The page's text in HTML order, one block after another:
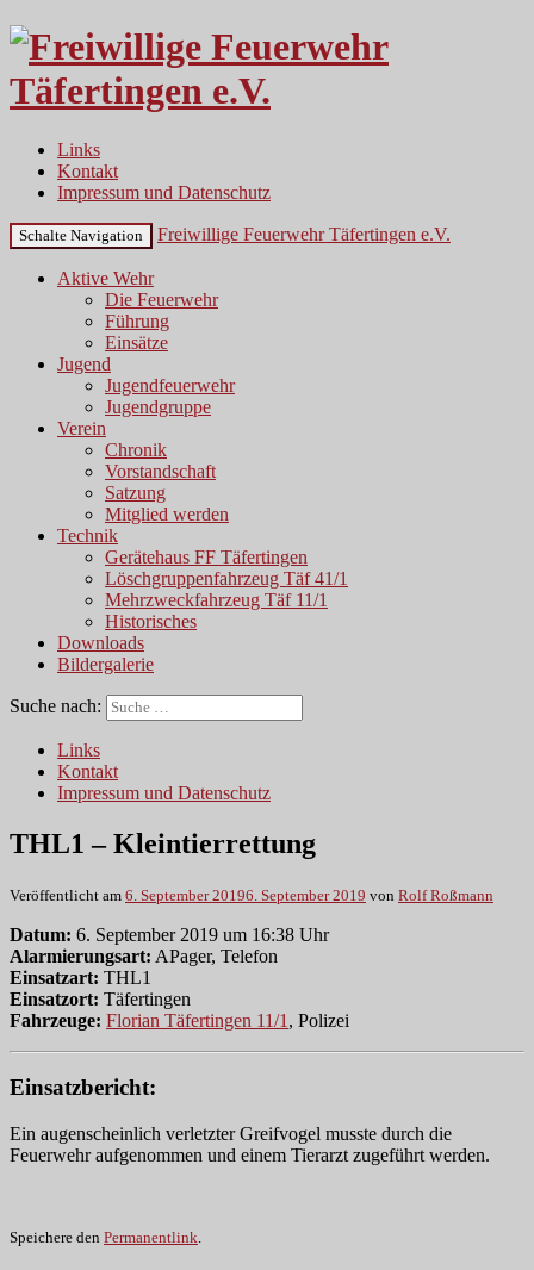
Links
Kontakt
Impressum und Datenschutz
Schalte Navigation Freiwillige Feuerwehr Täfertingen e.V.
Aktive Wehr
Die Feuerwehr
Führung
Einsätze
Jugend
Jugendfeuerwehr
Jugendgruppe
Verein
Chronik
Vorstandschaft
Satzung
Mitglied werden
Technik
Gerätehaus FF Täfertingen
Löschgruppenfahrzeug Täf 41/1
Mehrzweckfahrzeug Täf 11/1
Historisches
Downloads
Bildergalerie
Suche nach:
Links
Kontakt
Impressum und Datenschutz
THL1 – Kleintierrettung
Veröffentlicht am 6. September 20196. September 2019 von Rolf Roßmann
Datum: 6. September 2019 um 16:38 Uhr
Alarmierungsart: APager, Telefon
Einsatzart: THL1
Einsatzort: Täfertingen
Fahrzeuge: Florian Täfertingen 11/1 , Polizei
Einsatzbericht:
Ein augenscheinlich verletzter Greifvogel musste durch die
Feuerwehr aufgenommen und einem Tierarzt zugeführt werden.
Speichere den Permanentlink.